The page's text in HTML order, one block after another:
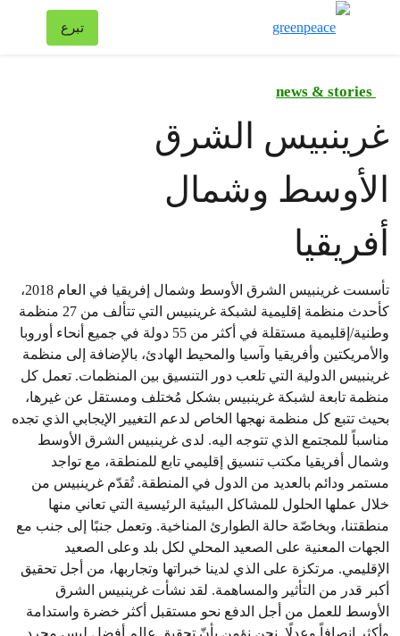
تبرع
غرينبيس الشرق
الأوسط وشمال
أفريقيا
تأسست غرينبيس الشرق الأوسط وشمال إفريقيا في العام 2018،
كأحدث منظمة إقليمية لشبكة غرينبيس التي تتألف من 27 منظمة
وطنية/إقليمية مستقلة في أكثر من 55 دولة في جميع أنحاء أوروبا
والأمريكتين وأفريقيا وآسيا والمحيط الهادئ، بالإضافة إلى منظمة
غرينبيس الدولية التي تلعب دور التنسيق بين المنظمات. تعمل كل
منظمة تابعة لشبكة غرينبيس بشكل مُختلف ومستقل عن غيرها،
بحيث تتبع كل منظمة نهجها الخاص لدعم التغيير الإيجابي الذي تجده
مناسباً للمجتمع الذي تتوجه اليه. لدى غرينبيس الشرق الأوسط
وشمال أفريقيا مكتب تنسيق إقليمي تابع للمنطقة، مع تواجد
مستمر ودائم بالعديد من الدول في المنطقة. تُقدّم غرينبيس من
خلال عملها الحلول للمشاكل البيئية الرئيسية التي تعاني منها
منطقتنا، وبخاصّة حالة الطوارئ المناخية. وتعمل جنبًا إلى جنب مع
الجهات المعنية على الصعيد المحلي لكل بلد وعلى الصعيد
الإقليمي. مرتكزة على الذي لدينا خبراتها وتجاربها، من أجل تحقيق
أكبر قدر من التأثير والمساهمة. لقد نشأت غرينبيس الشرق
الأوسط للعمل من أجل الدفع نحو مستقبل أكثر خضرة واستدامة